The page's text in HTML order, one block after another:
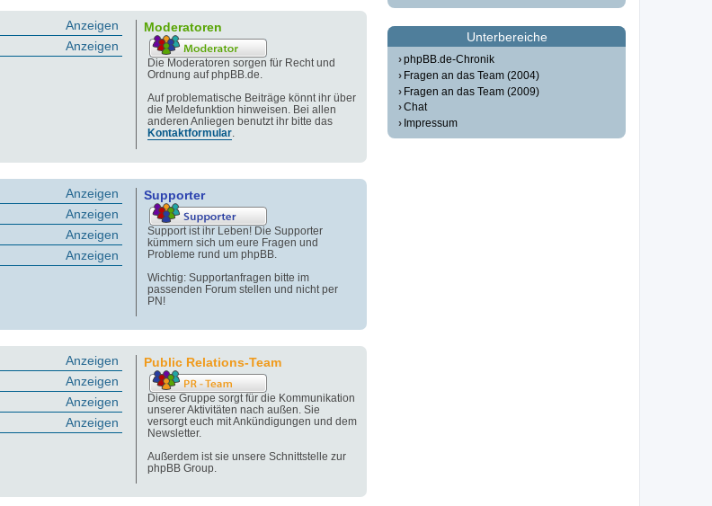
Moderatoren
Die Moderatoren sorgen für Recht und
Ordnung auf phpBB.de.
Auf problematische Beiträge könnt ihr über
die Meldefunktion hinweisen. Bei allen
anderen Anliegen benutzt ihr bitte das
Kontaktformular.
Anzeigen
Anzeigen
Supporter
Support ist ihr Leben! Die Supporter
kümmern sich um eure Fragen und
Probleme rund um phpBB.
Wichtig: Supportanfragen bitte im
passenden Forum stellen und nicht per
PN!
Anzeigen
Anzeigen
Anzeigen
Anzeigen
Public Relations-Team
Diese Gruppe sorgt für die Kommunikation
unserer Aktivitäten nach außen. Sie
versorgt euch mit Ankündigungen und dem
Newsletter.
Außerdem ist sie unsere Schnittstelle zur
phpBB Group.
Anzeigen
Anzeigen
Anzeigen
Anzeigen
Unterbereiche
phpBB.de-Chronik
Fragen an das Team (2004)
Fragen an das Team (2009)
Chat
Impressum